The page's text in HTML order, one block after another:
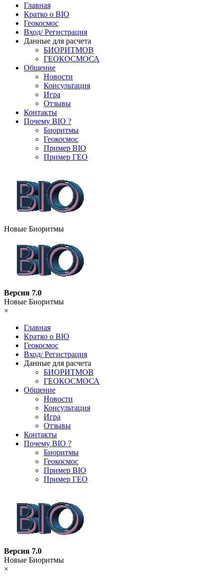
Главная
Кратко о BIO
Геокосмос
Вход/ Регистрация
Данные для расчета
БИОРИТМОВ
ГЕОКОСМОСА
Общение
Новости
Консультация
Игра
Отзывы
Контакты
Почему BIO ?
Биоритмы
Геокосмос
Пример BIO
Пример ГЕО
Новые Биоритмы
Версия 7.0
Новые Биоритмы
×
Главная
Кратко о BIO
Геокосмос
Вход/ Регистрация
Данные для расчета
БИОРИТМОВ
ГЕОКОСМОСА
Общение
Новости
Консультация
Игра
Отзывы
Контакты
Почему BIO ?
Биоритмы
Геокосмос
Пример BIO
Пример ГЕО
Версия 7.0
Новые Биоритмы
×